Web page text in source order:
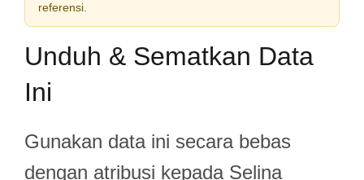
referensi.
Unduh & Sematkan Data
Ini
Gunakan data ini secara bebas
dengan atribusi kepada Selina